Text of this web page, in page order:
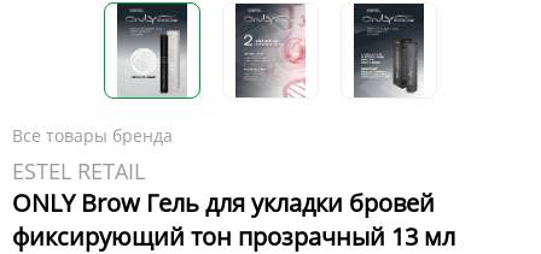
Все товары бренда
ESTEL RETAIL
ONLY Brow Гель для укладки бровей
фиксирующий тон прозрачный 13 мл